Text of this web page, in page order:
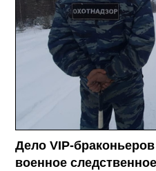
Дело VIP-
военное